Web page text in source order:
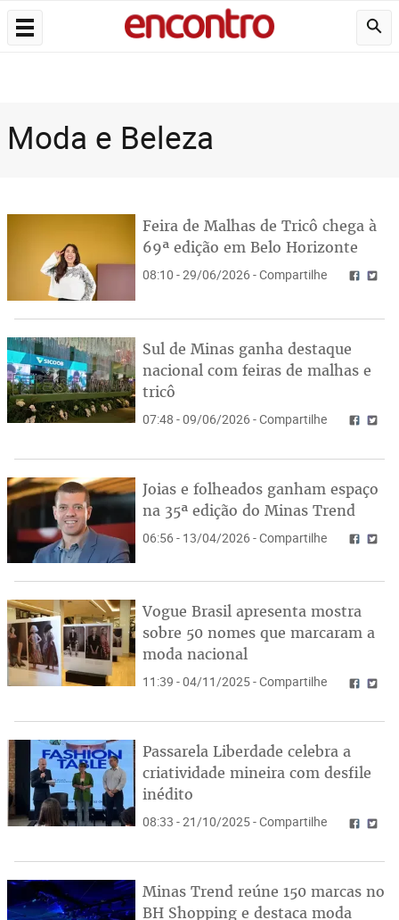
Moda e Beleza
Feira de Malhas de Tricô chega à
69ª edição em Belo Horizonte
08:10 - 29/06/2026 - Compartilhe
Sul de Minas ganha destaque
nacional com feiras de malhas e
tricô
07:48 - 09/06/2026 - Compartilhe
Joias e folheados ganham espaço
na 35ª edição do Minas Trend
06:56 - 13/04/2026 - Compartilhe
Vogue Brasil apresenta mostra
sobre 50 nomes que marcaram a
moda nacional
11:39 - 04/11/2025 - Compartilhe
Passarela Liberdade celebra a
criatividade mineira com desfile
inédito
08:33 - 21/10/2025 - Compartilhe
Minas Trend reúne 150 marcas no
BH Shopping e destaca moda